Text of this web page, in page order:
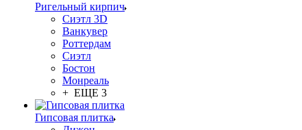
Ригельный кирпич
Сиэтл 3D
Ванкувер
Роттердам
Сиэтл
Бостон
Монреаль
+ ЕЩЕ 3
Гипсовая плитка